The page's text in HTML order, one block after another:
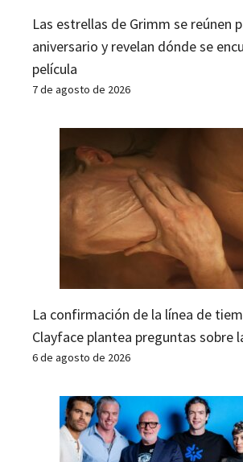
Las estrellas de Grimm se reúnen
aniversario y revelan dónde se
película
7 de agosto de 2026
La confirmación de la línea de
Clayface plantea preguntas sobre
6 de agosto de 2026